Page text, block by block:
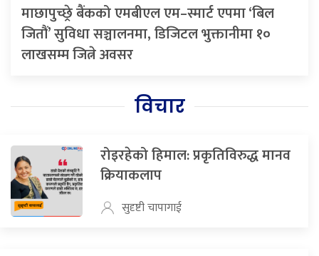
माछापुच्छ्रे बैंकको एमबीएल एम–स्मार्ट एपमा ‘बिल
जितौं’ सुविधा सञ्चालनमा, डिजिटल भुक्तानीमा १०
लाखसम्म जित्ने अवसर
विचार
रोइरहेको हिमाल: प्रकृतिविरुद्ध मानव
क्रियाकलाप
सुदृष्टी चापागाई